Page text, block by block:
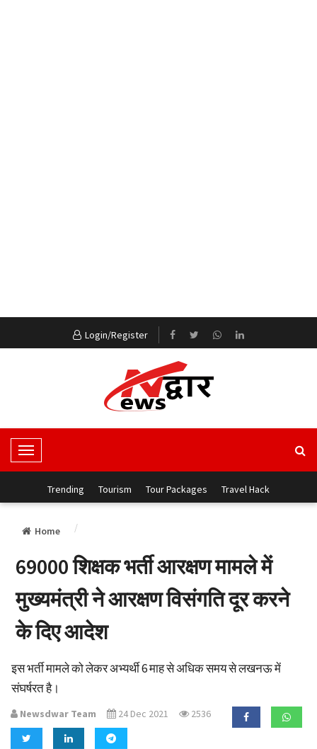
Login/Register
T
o
g
e
a
i
g
a
o
Trending Tourism Tour Packages Travel Hack
Home
69000 शिक्षक भर्ती आरक्षण मामले में
मुख्यमंत्री ने आरक्षण विसंगति दूर करने
के दिए आदेश
इस भर्ती मामले को लेकर अभ्यर्थी 6 माह से अधिक समय से लखनऊ में
संघर्षरत है।
Newsdwar Team 24 Dec 2021 2536